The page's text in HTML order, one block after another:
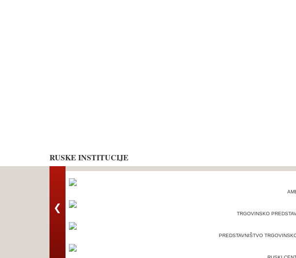
RUSKE INSTITUCIJE
TRGOVINSKO
PREDSTAVNIŠTVO
❮